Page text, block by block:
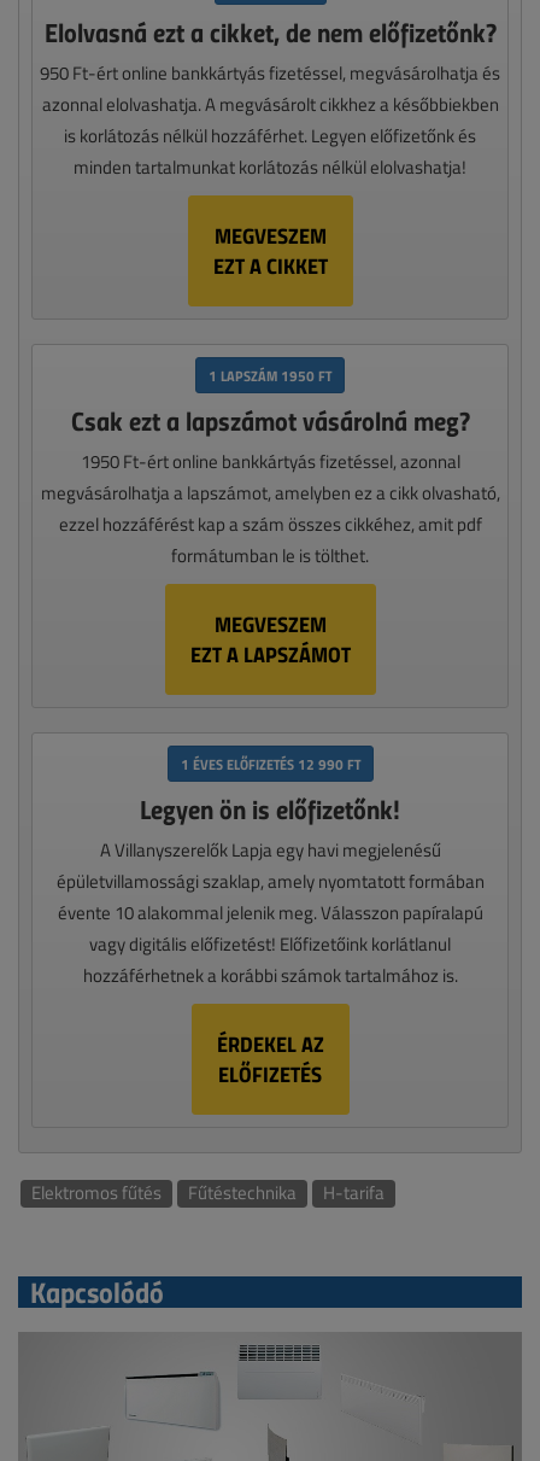
Elolvasná ezt a cikket, de nem előfizetőnk?
950 Ft-ért online bankkártyás fizetéssel, megvásárolhatja és
azonnal elolvashatja. A megvásárolt cikkhez a későbbiekben
is korlátozás nélkül hozzáférhet. Legyen előfizetőnk és
minden tartalmunkat korlátozás nélkül elolvashatja!
MEGVESZEM
EZT A CIKKET
1 LAPSZÁM 1950 FT
Csak ezt a lapszámot vásárolná meg?
1950 Ft-ért online bankkártyás fizetéssel, azonnal
megvásárolhatja a lapszámot, amelyben ez a cikk olvasható,
ezzel hozzáférést kap a szám összes cikkéhez, amit pdf
formátumban le is tölthet.
MEGVESZEM
EZT A LAPSZÁMOT
1 ÉVES ELŐFIZETÉS 12 990 FT
Legyen ön is előfizetőnk!
A Villanyszerelők Lapja egy havi megjelenésű
épületvillamossági szaklap, amely nyomtatott formában
évente 10 alakommal jelenik meg. Válasszon papíralapú
vagy digitális előfizetést! Előfizetőink korlátlanul
hozzáférhetnek a korábbi számok tartalmához is.
ÉRDEKEL AZ
ELŐFIZETÉS
Elektromos fűtés Fűtéstechnika H-tarifa
Kapcsolódó